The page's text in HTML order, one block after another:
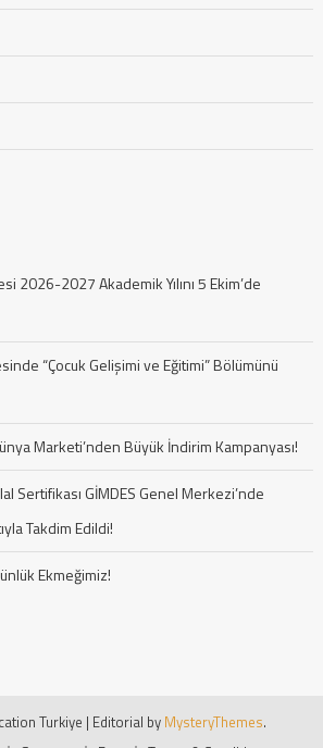
2026-2027 Akademik Yılını 5 Ekim’de
“Çocuk Gelişimi ve Eğitimi” Bölümünü
Marketi’nden Büyük İndirim Kampanyası!
Sertifikası GİMDES Genel Merkezi’nde
Takdim Edildi!
Ekmeğimiz!
Turkiye | Editorial by MysteryThemes.